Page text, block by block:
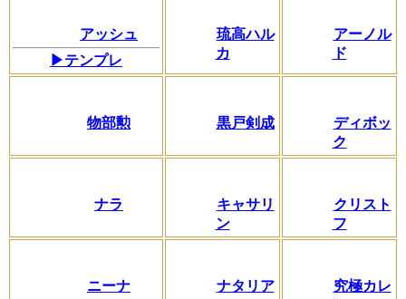
アッシュ
▶テンプレ
琉高ハル
カ
アーノル
ド
物部勲 黒戸剣成
ディボッ
ク
ナラ
キャサリ
ン
クリスト
フ
ニーナ ナタリア
究極カレ